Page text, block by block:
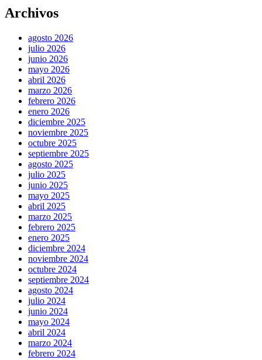
Archivos
agosto 2026
julio 2026
junio 2026
mayo 2026
abril 2026
marzo 2026
febrero 2026
enero 2026
diciembre 2025
noviembre 2025
octubre 2025
septiembre 2025
agosto 2025
julio 2025
junio 2025
mayo 2025
abril 2025
marzo 2025
febrero 2025
enero 2025
diciembre 2024
noviembre 2024
octubre 2024
septiembre 2024
agosto 2024
julio 2024
junio 2024
mayo 2024
abril 2024
marzo 2024
febrero 2024